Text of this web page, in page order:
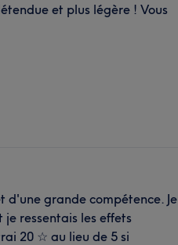
et plus légère ! Vous
d'une grande compétence. Je
ressentais les effets
20 ☆ au lieu de 5 si